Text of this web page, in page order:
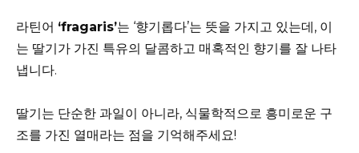
라틴어 ‘fragaris’는 ‘향기롭다’는 뜻을 가지고 있는데, 이
는 딸기가 가진 특유의 달콤하고 매혹적인 향기를 잘 나타
냅니다.
딸기는 단순한 과일이 아니라, 식물학적으로 흥미로운 구
조를 가진 열매라는 점을 기억해주세요!